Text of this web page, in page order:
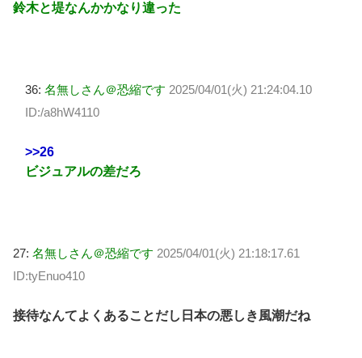
鈴木と堤なんかかなり違った
36: 名無しさん＠恐縮です 2025/04/01(火) 21:24:04.10
ID:/a8hW4110
>>26
ビジュアルの差だろ
27: 名無しさん＠恐縮です 2025/04/01(火) 21:18:17.61
ID:tyEnuo410
接待なんてよくあることだし日本の悪しき風潮だね